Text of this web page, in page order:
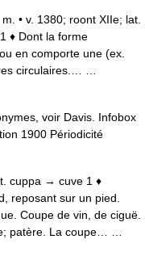
• v. 1380; roont XIIe; lat.
♦ Dont la forme
en comporte une (ex.
circulaires.… …
voir Davis. Infobox
1900 Périodicité
cuppa → cuve 1 ♦
reposant sur un pied.
Coupe de vin, de ciguë.
patère. La coupe… …